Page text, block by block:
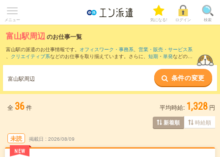
メニュー 気になる! ログイン 検索
富山駅周辺のお仕事一覧
富山駅の派遣のお仕事情報です。 オフィスワーク・事務系、 営業・販売・サービス系
、 クリエイティブ系などのお仕事を取り揃えています。さらに、 短期 ・ 単発などの期
また、越中八尾駅
など近隣駅のお仕事もご
確認いただけます。
富山駅周辺 条件の変更
全 36件 平均時給: 1,328 円
新着順 時給順
未読
NEW
掲載日 2026/08/09